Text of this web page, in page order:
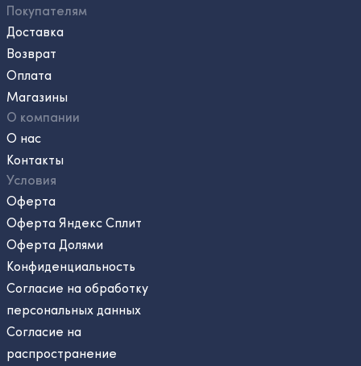
Покупателям
Доставка
Возврат
Оплата
Магазины
О компании
О нас
Контакты
Условия
Оферта
Оферта Яндекс Сплит
Оферта Долями
Конфиденциальность
Согласие на обработку
персональных данных
Согласие на
распространение